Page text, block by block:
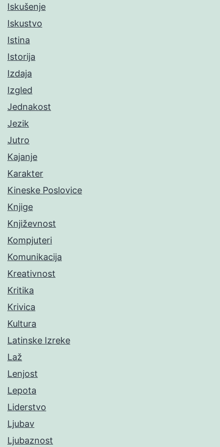
Iskušenje
Iskustvo
Istina
Istorija
Izdaja
Izgled
Jednakost
Jezik
Jutro
Kajanje
Karakter
Kineske Poslovice
Knjige
Književnost
Kompjuteri
Komunikacija
Kreativnost
Kritika
Krivica
Kultura
Latinske Izreke
Laž
Lenjost
Lepota
Liderstvo
Ljubav
Ljubaznost